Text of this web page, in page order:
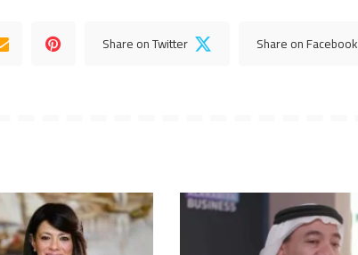
Share on Facebook
Share on Twitter